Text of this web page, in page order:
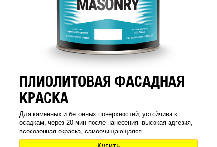
ПЛИОЛИТОВАЯ ФАСАДНАЯ
КРАСКА
Для каменных и бетонных поверхностей, устойчива к
осадкам, через 20 мин после нанесения, высокая адгезия,
всесезонная окраска, самоочищающаяся